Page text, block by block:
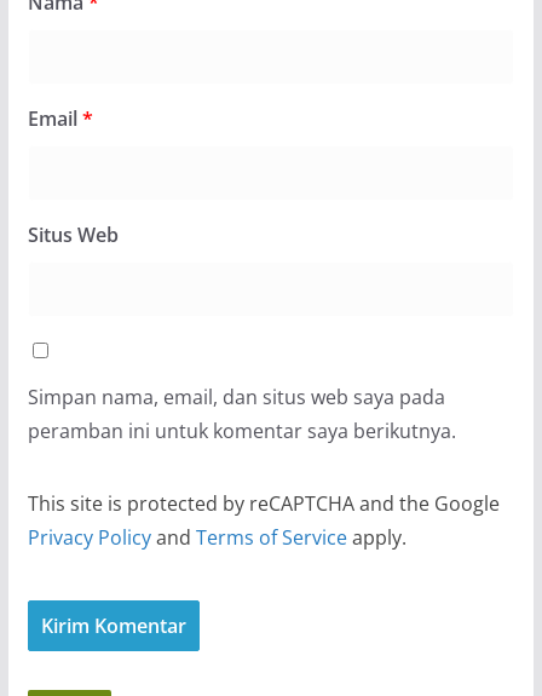
Email*
Situs Web
Simpan nama, email, dan situs web saya pada
peramban ini untuk komentar saya berikutnya.
This site is protected by reCAPTCHA and the Google
Privacy Policyand Terms of Serviceapply.